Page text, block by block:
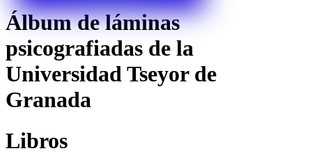
Álbum de láminas
psicografiadas de la
Universidad Tseyor de
Granada
Libros